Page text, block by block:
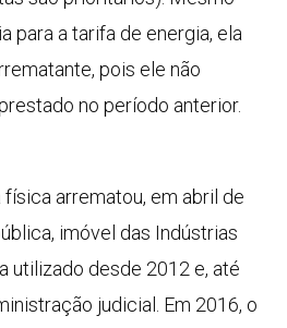
para a tarifa de energia, ela
pois ele não
no período anterior.
arrematou, em abril de
imóvel das Indústrias
utilizado desde 2012 e, até
judicial. Em 2016, o